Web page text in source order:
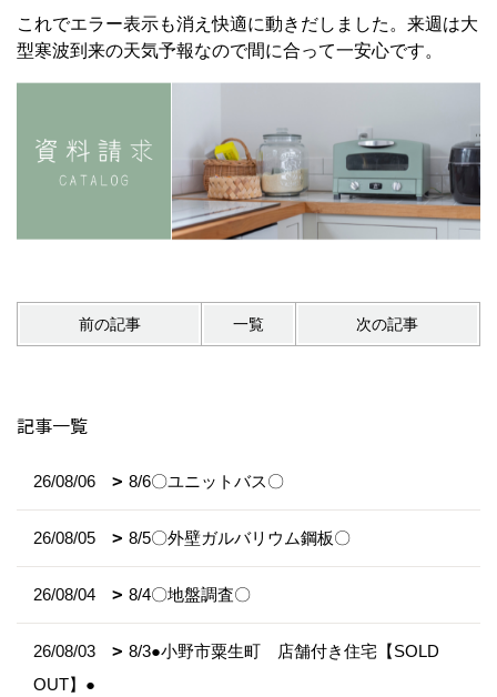
これでエラー表示も消え快適に動きだしました。来週は大
型寒波到来の天気予報なので間に合って一安心です。
前の記事 一覧 次の記事
記事一覧
26/08/06 8/6〇ユニットバス〇
26/08/05 8/5〇外壁ガルバリウム鋼板〇
26/08/04 8/4〇地盤調査〇
26/08/03
8/3●小野市粟生町 店舗付き住宅【SOLD
OUT】●